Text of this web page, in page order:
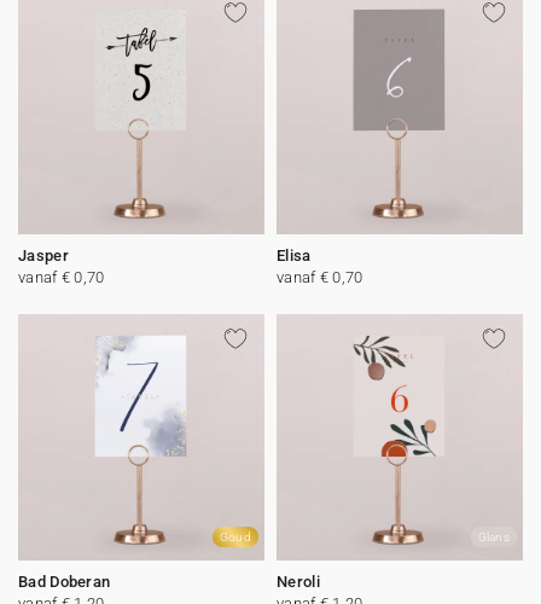
Jasper
vanaf € 0,70
Elisa
vanaf € 0,70
Goud
Bad Doberan
Glans
Neroli